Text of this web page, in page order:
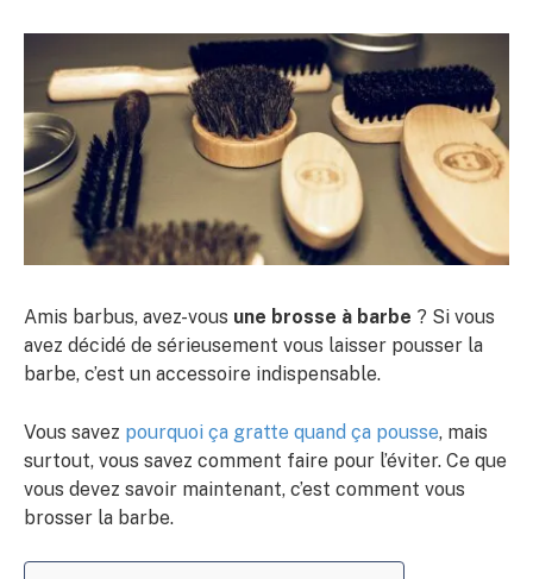
Amis barbus, avez-vous une brosse à barbe ? Si vous
avez décidé de sérieusement vous laisser pousser la
barbe, c’est un accessoire indispensable.
Vous savez pourquoi ça gratte quand ça pousse, mais
surtout, vous savez comment faire pour l’éviter. Ce que
vous devez savoir maintenant, c’est comment vous
brosser la barbe.